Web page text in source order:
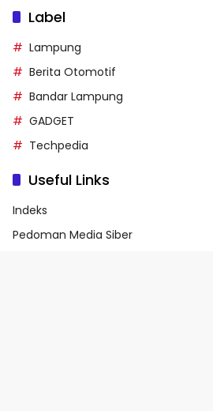
Label
Lampung
Berita Otomotif
Bandar Lampung
GADGET
Techpedia
Useful Links
Indeks
Pedoman Media Siber